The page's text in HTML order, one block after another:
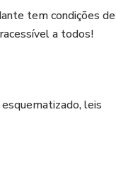
tem condições de
a todos!
leis